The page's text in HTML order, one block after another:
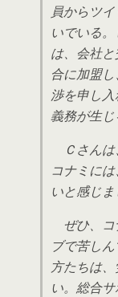
員からツ
いでいる
は、会社
合に加盟
渉を申し
義務が生じ
Ｃさんは
コナミに
いと感じま
ぜひ、コ
ブで苦し
方たちは
い。総合